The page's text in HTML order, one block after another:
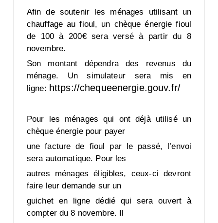
Afin de soutenir les ménages utilisant un
chauffage au fioul, un chèque énergie fioul
de 100 à 200€ sera versé à partir du 8
novembre.
Son montant dépendra des revenus du
ménage. Un simulateur sera mis en
ligne: https://chequeenergie.gouv.fr/
Pour les ménages qui ont déjà utilisé un
chèque énergie pour payer
une facture de fioul par le passé, l’envoi
sera automatique. Pour les
autres ménages éligibles, ceux-ci devront
faire leur demande sur un
guichet en ligne dédié qui sera ouvert à
compter du 8 novembre. Il